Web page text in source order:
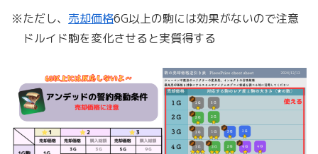
※ただし、 売却価格6G以上の駒には効果がないので注意
ドルイド駒を変化させると実質得する